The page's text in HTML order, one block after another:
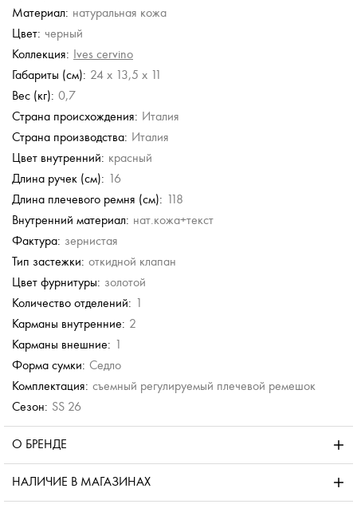
Материал: натуральная кожа
Цвет: черный
Коллекция: Ives cervino
Габариты (см): 24 x 13,5 x 11
Вес (кг): 0,7
Страна происхождения: Италия
Страна производства: Италия
Цвет внутренний: красный
Длина ручек (см): 16
Длина плечевого ремня (см): 118
Внутренний материал: нат.кожа+текст
Фактура: зернистая
Тип застежки: откидной клапан
Цвет фурнитуры: золотой
Количество отделений: 1
Карманы внутренние: 2
Карманы внешние: 1
Форма сумки: Седло
Комплектация: съемный регулируемый плечевой ремешок
Сезон: SS 26
О БРЕНДЕ
НАЛИЧИЕ В МАГАЗИНАХ